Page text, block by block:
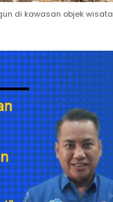
di kawasan objek wisata